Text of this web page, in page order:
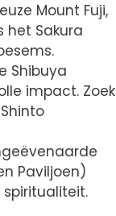
Mount Fuji,
het Sakura
Shibuya
impact. Zoek
Paviljoen)